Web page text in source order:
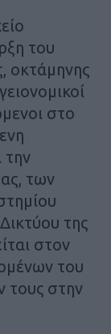
του
οκτάμηνης
στο
την
των
της
στον
του
τους στην